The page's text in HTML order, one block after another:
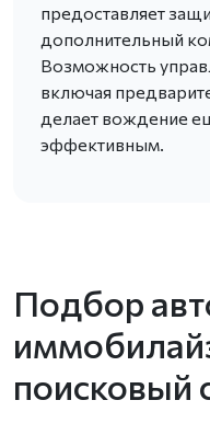
предоставляет
дополнительный
Возможность
включая
делает вождение
эффективным.
Подбор
поисковый